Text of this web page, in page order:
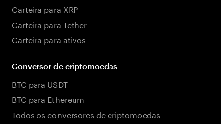
Carteira para XRP
Carteira para Tether
Carteira para ativos
Conversor de criptomoedas
BTC para USDT
BTC para Ethereum
Todos os conversores de criptomoedas